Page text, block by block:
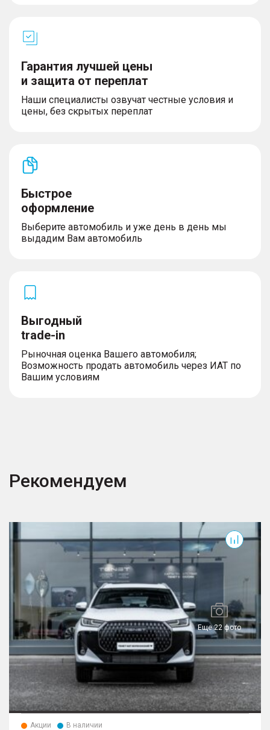
Гарантия лучшей цены
и защита от переплат
Наши специалисты озвучат честные условия и
цены, без скрытых переплат
Быстрое
оформление
Выберите автомобиль и уже день в день мы
выдадим Вам автомобиль
Выгодный
trade-in
Рыночная оценка Вашего автомобиля;
Возможность продать автомобиль через ИАТ по
Вашим условиям
Рекомендуем
Еще 22 фото
Акции В наличии